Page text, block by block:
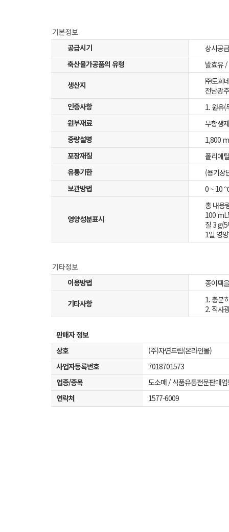
공급시기
상시공급
축산물가공품의 유형
발효유
생산지
㈜도희
전남광
인증사항
1. 원유(
원부재료
무항생
중량설명
1,800
포장재질
폴리에
유통기한
(용기상
보관방법
0 ~ 10
영양성분표시
총 내용
100 mL
질 3
1일 영
이용방법
종이팩
기타사항
1. 충분
2. 직사
판매자 정보
상호
(주)자연드림(온라인몰)
사업자등록번호
7018701573
업종/종목
도소매 / 식품유통전문판매
연락처
1577-6009